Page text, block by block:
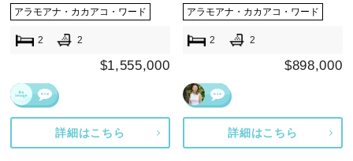
アラモアナ・カカアコ・ワード
2 2
$1,555,000
詳細はこちら
アラモアナ・カカアコ・ワード
2 2
$898,000
詳細はこちら